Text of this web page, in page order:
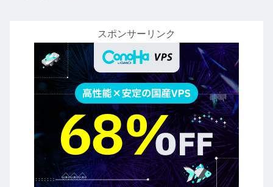
スポンサーリンク